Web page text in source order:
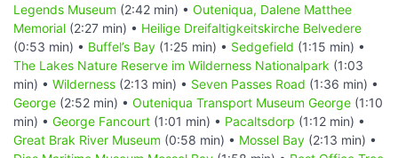
Legends Museum (2:42 min) • Outeniqua, Dalene Matthee
Memorial (2:27 min) • Heilige Dreifaltigkeitskirche Belvedere
(0:53 min) • Buffel’s Bay (1:25 min) • Sedgefield (1:15 min) •
The Lakes Nature Reserve im Wilderness Nationalpark (1:03
min) • Wilderness (2:13 min) • Seven Passes Road (1:36 min) •
George (2:52 min) • Outeniqua Transport Museum George (1:10
min) • George Fancourt (1:01 min) • Pacaltsdorp (1:12 min) •
Great Brak River Museum (0:58 min) • Mossel Bay (2:13 min) •